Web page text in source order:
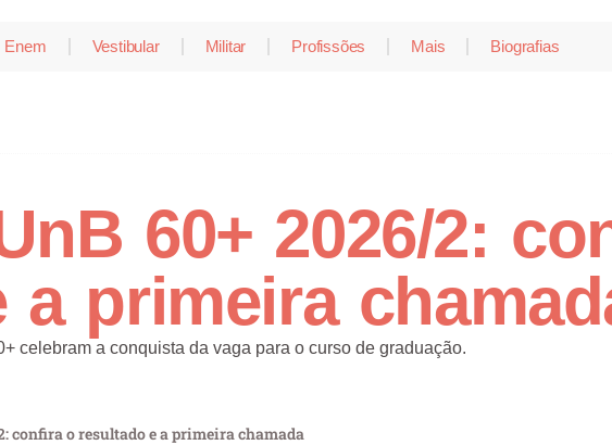
Enem Vestibular Militar Profissões Mais Biografias
60+ 2026/2:
a primeira
celebram a conquista da vaga para o curso de graduação.
confira o resultado e a primeira chamada